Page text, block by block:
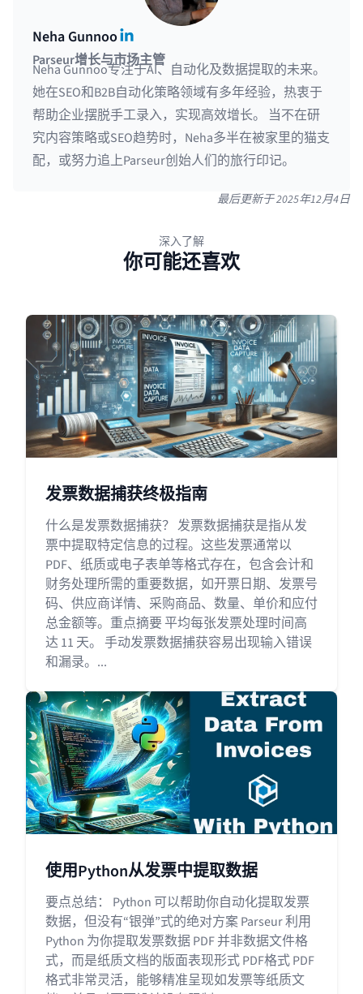
Neha GunnooLinkedIn
Parseur增长与市场主管
Neha Gunnoo专注于AI、自动化及数据提取的未来。
她在SEO和B2B自动化策略领域有多年经验，热衷于
帮助企业摆脱手工录入，实现高效增长。 当不在研
究内容策略或SEO趋势时，Neha多半在被家里的猫支
配，或努力追上Parseur创始人们的旅行印记。
最后更新于2025年12月4日
深入了解
你可能还喜欢
发票数据捕获终极指南
什么是发票数据捕获？ 发票数据捕获是指从发
票中提取特定信息的过程。这些发票通常以
PDF、纸质或电子表单等格式存在，包含会计和
财务处理所需的重要数据，如开票日期、发票号
码、供应商详情、采购商品、数量、单价和应付
总金额等。重点摘要 平均每张发票处理时间高
达 11 天。 手动发票数据捕获容易出现输入错误
和漏录。...
使用Python从发票中提取数据
要点总结： Python 可以帮助你自动化提取发票
数据，但没有“银弹”式的绝对方案 Parseur 利用
Python 为你提取发票数据 PDF 并非数据文件格
式，而是纸质文档的版面表现形式 PDF格式 PDF
格式非常灵活，能够精准呈现如发票等纸质文